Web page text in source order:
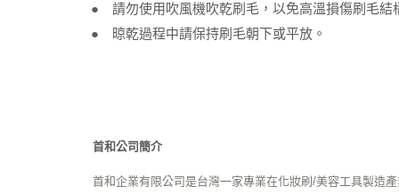
● 請勿使用吹風機吹乾刷毛，以免高溫損傷刷毛結
● 晾乾過程中請保持刷毛朝下或平放。
首和公司簡介
首和企業有限公司是台灣一家專業在化妝刷/美容工具製造